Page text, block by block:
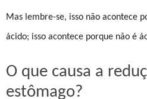
Mas lembre-se, isso não acontece
ácido; isso acontece porque não é
O que causa a
estômago?